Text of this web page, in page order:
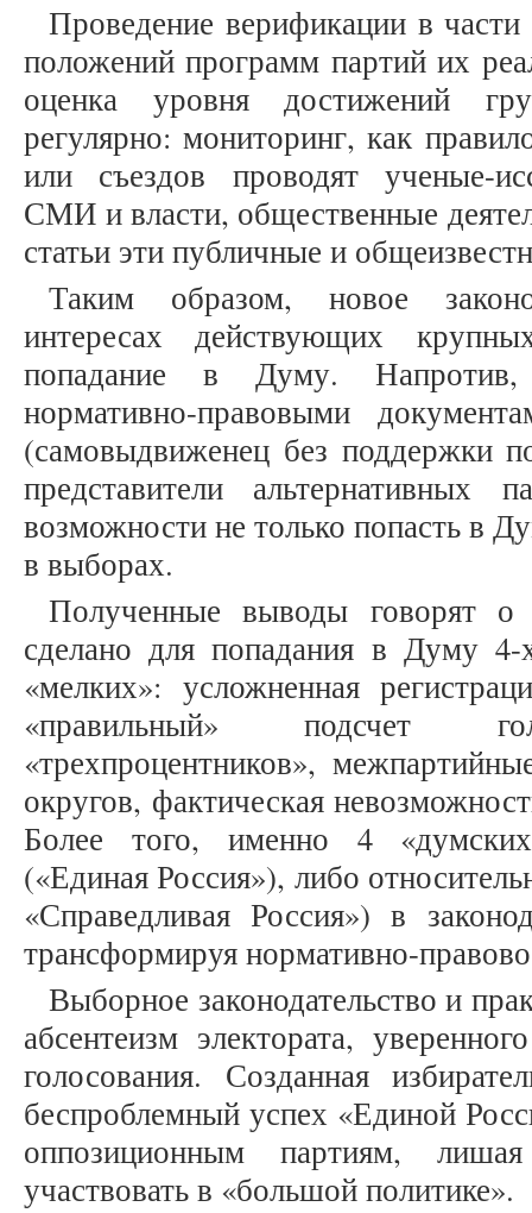
Проведение верификации в части
положений программ партий их
оценка уровня достижений
регулярно: мониторинг, как
или съездов проводят ученые-
СМИ и власти, общественные
статьи эти публичные и
Таким образом, новое
интересах действующих
попадание в Думу. Напротив,
нормативно-правовыми
(самовыдвиженец без поддержки
представители альтернативных
возможности не только попасть в
в выборах.
Полученные выводы говорят
сделано для попадания в Думу
«мелких»: усложненная
«правильный» подсчет
«трехпроцентников»,
округов, фактическая
Более того, именно 4
(«Единая Россия»), либо
«Справедливая Россия») в
трансформируя нормативно-
Выборное законодательство и
абсентеизм электората,
голосования. Созданная
беспроблемный успех «Единой
оппозиционным партиям,
участвовать в «большой политике».